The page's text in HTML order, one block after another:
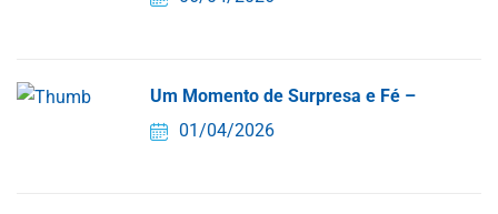
Um Momento de Surpresa e Fé –
01/04/2026